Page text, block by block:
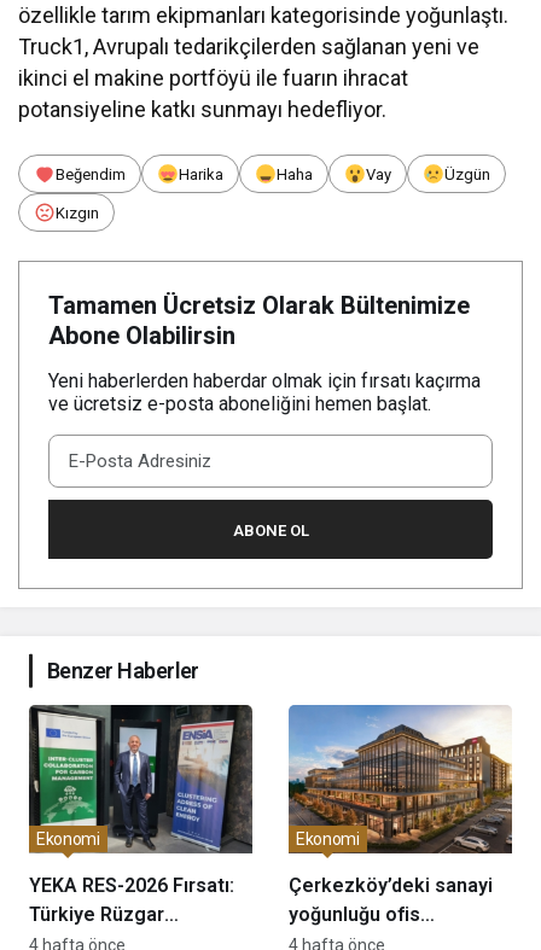
özellikle tarım ekipmanları kategorisinde yoğunlaştı.
Truck1, Avrupalı tedarikçilerden sağlanan yeni ve
ikinci el makine portföyü ile fuarın ihracat
potansiyeline katkı sunmayı hedefliyor.
Beğendim Harika Haha Vay Üzgün
Kızgın
Tamamen Ücretsiz Olarak Bültenimize
Abone Olabilirsin
Yeni haberlerden haberdar olmak için fırsatı kaçırma
ve ücretsiz e-posta aboneliğini hemen başlat.
ABONE OL
Benzer Haberler
YEKA RES-2026 Fırsatı:
Türkiye Rüzgar
Enerjisinde Üretim Üssü
Ekonomi
4 hafta önce
Çerkezköy’deki sanayi
yoğunluğu ofis
piyasasını nasıl
Ekonomi
4 hafta önce